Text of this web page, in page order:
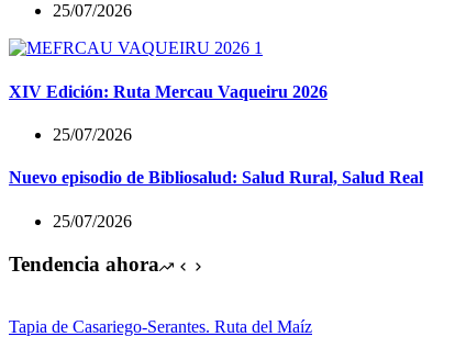
25/07/2026
XIV Edición: Ruta Mercau Vaqueiru 2026
25/07/2026
Nuevo episodio de Bibliosalud: Salud Rural, Salud Real
25/07/2026
Tendencia ahora
Tapia de Casariego-Serantes. Ruta del Maíz